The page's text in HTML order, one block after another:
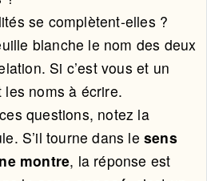
se complètent-elles ?
blanche le nom des deux
Si c’est vous et un
noms à écrire.
questions, notez la
S’il tourne dans lesens
montre, la réponse est